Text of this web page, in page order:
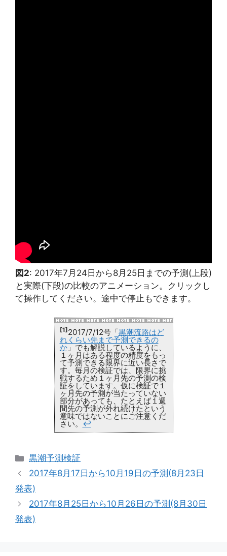
図2: 2017年7月24日から8月25日までの予測(上段)
と実際(下段)の比較のアニメーション。クリックし
て操作してください。途中で停止もできます。
[1] 2017/7/12号「黒潮流路はど
れくらい先まで予測できるの
か」でも解説しているように、
１ヶ月はある程度の精度をもっ
て予測できる限界に近い長さで
す。毎月の検証では、限界に挑
戦するため１ヶ月先の予測の検
証をしています。仮に検証で１
ヶ月先の予測が当たっていない
部分があっても、たとえば１週
間先の予測が外れ続けたという
意味ではないことにご注意くだ
さい。 ↩
カ
テ
リ
ー
黒潮予測検証
2017年8月17日から10月19日の予測(8月23日
発表)
2017年8月25日から10月26日の予測(8月30日
発表)